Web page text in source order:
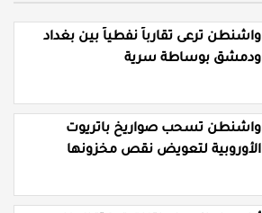
واشنطن ترعى تقارباً نفطياً بين بغداد
ودمشق بوساطة سرية
واشنطن تسحب صواريخ باتريوت
الأوروبية لتعويض نقص مخزونها